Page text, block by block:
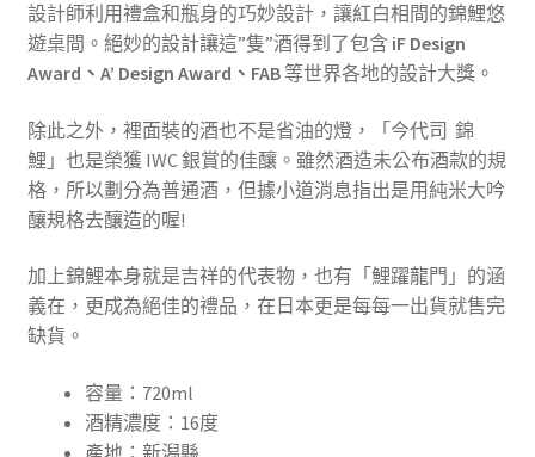
設計師利用禮盒和瓶身的巧妙設計，讓紅白相間的錦鯉悠
遊桌間。絕妙的設計讓這”隻”酒得到了包含 iF Design
Award、A’ Design Award、FAB 等世界各地的設計大獎。
除此之外，裡面裝的酒也不是省油的燈，「今代司 錦
鯉」也是榮獲 IWC 銀賞的佳釀。雖然酒造未公布酒款的規
格，所以劃分為普通酒，但據小道消息指出是用純米大吟
釀規格去釀造的喔!
加上錦鯉本身就是吉祥的代表物，也有「鯉躍龍門」的涵
義在，更成為絕佳的禮品，在日本更是每每一出貨就售完
缺貨。
容量：720ml
酒精濃度：16度
產地：新潟縣